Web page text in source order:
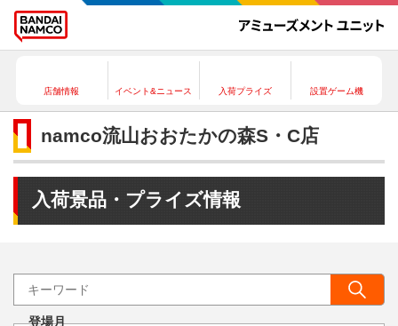
店舗情報 イベント&ニュース 入荷プライズ 設置ゲーム機
namco流山おおたかの森S・C店
入荷景品・プライズ情報
登場月